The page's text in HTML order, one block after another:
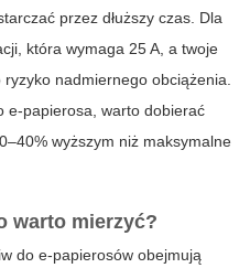
przez dłuższy czas. Dla
która wymaga 25 A, a twoje
nadmiernego obciążenia.
e-papierosa, warto dobierać
wyższym niż maksymalne
warto mierzyć?
do e-papierosów obejmują